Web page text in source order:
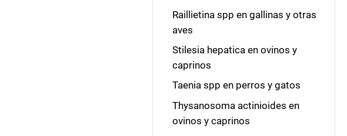
Raillietina spp en gallinas y otras
aves
Stilesia hepatica en ovinos y
caprinos
Taenia spp en perros y gatos
Thysanosoma actinioides en
ovinos y caprinos